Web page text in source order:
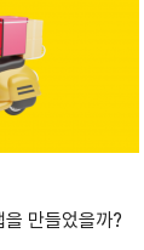
만들었을까?